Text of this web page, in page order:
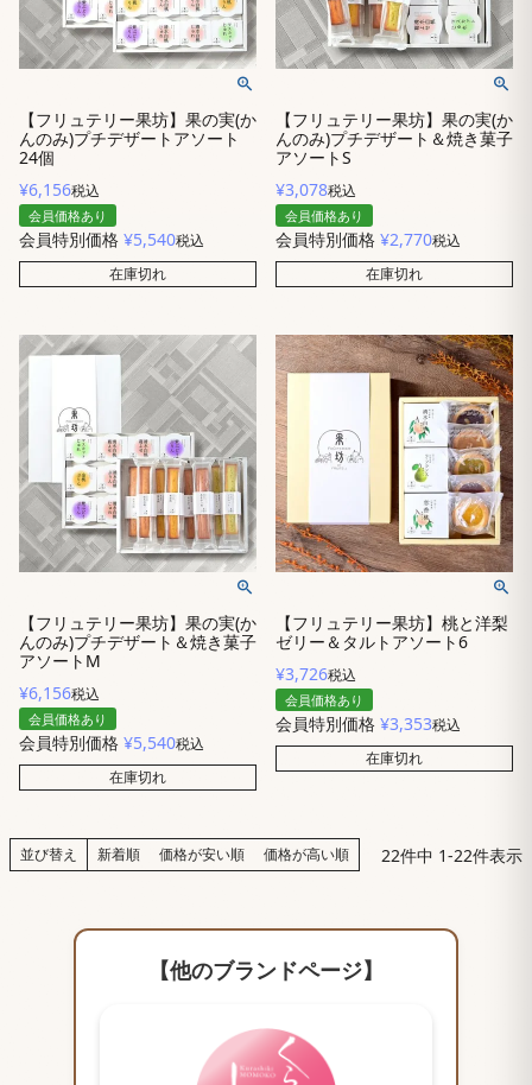
【フリュテリー果坊】果の実(か
んのみ)プチデザートアソート
24個
¥6,156税込
会員価格あり
会員特別価格 ¥5,540税込
在庫切れ
【フリュテリー果坊】果の実(か
んのみ)プチデザート＆焼き菓子
アソートS
¥3,078税込
会員価格あり
会員特別価格 ¥2,770税込
在庫切れ
【フリュテリー果坊】果の実(か
んのみ)プチデザート＆焼き菓子
アソートM
¥6,156税込
会員価格あり
会員特別価格 ¥5,540税込
在庫切れ
【フリュテリー果坊】桃と洋梨
ゼリー＆タルトアソート6
¥3,726税込
会員価格あり
会員特別価格 ¥3,353税込
在庫切れ
並び替え 新着順 価格が安い順 価格が高い順 22件中 1-22件表示
【他のブランドページ】